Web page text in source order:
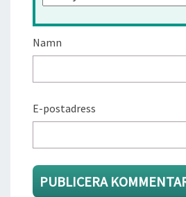
Namn
E-postadress